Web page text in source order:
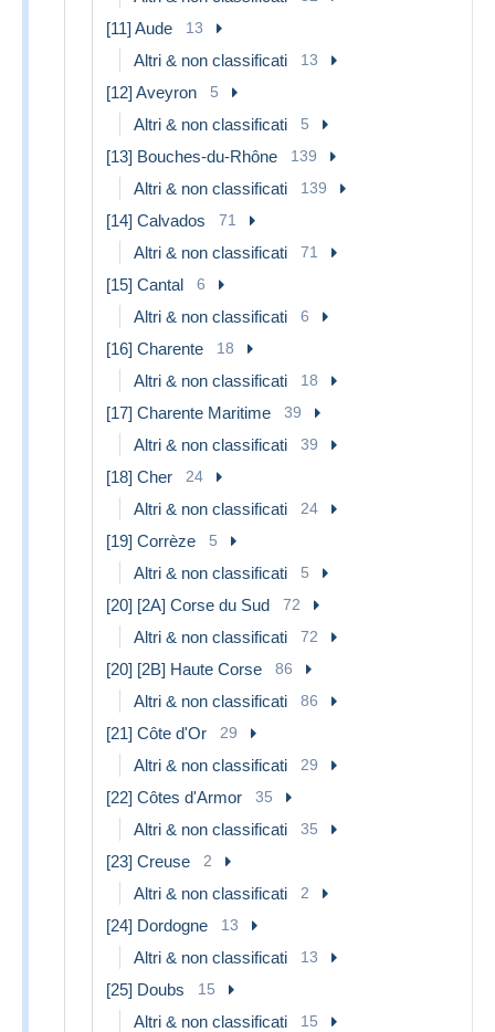
[11] Aude 13
Altri & non classificati 13
[12] Aveyron 5
Altri & non classificati 5
[13] Bouches-du-Rhône 139
Altri & non classificati 139
[14] Calvados 71
Altri & non classificati 71
[15] Cantal 6
Altri & non classificati 6
[16] Charente 18
Altri & non classificati 18
[17] Charente Maritime 39
Altri & non classificati 39
[18] Cher 24
Altri & non classificati 24
[19] Corrèze 5
Altri & non classificati 5
[20] [2A] Corse du Sud 72
Altri & non classificati 72
[20] [2B] Haute Corse 86
Altri & non classificati 86
[21] Côte d'Or 29
Altri & non classificati 29
[22] Côtes d'Armor 35
Altri & non classificati 35
[23] Creuse 2
Altri & non classificati 2
[24] Dordogne 13
Altri & non classificati 13
[25] Doubs 15
Altri & non classificati 15